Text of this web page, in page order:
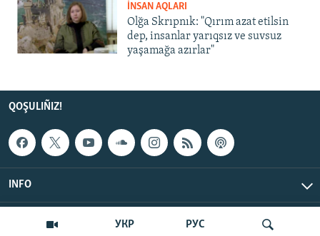
УКР РУС
İNSAN AQLARI
Olğa Skrıpnık: "Qırım azat etilsin
dep, insanlar yarıqsız ve suvsuz
yaşamağa azırlar"
QOŞULIÑIZ!
INFO
© Qırım.Aqiqat, 2026 | All Rights Reserved.